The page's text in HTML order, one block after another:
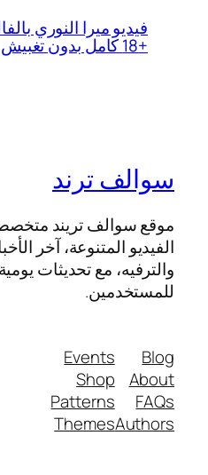
فيديو ميرا النوري
+18 كامل بدون تغبيش
سوالف ترند
موقع سوالف تريند
الفيديو المتنوعة، آخر
والترفيه، مع تحديثات
للمستخدمين.
Blog
About
FAQs
Authors
Events
Shop
Patterns
Themes